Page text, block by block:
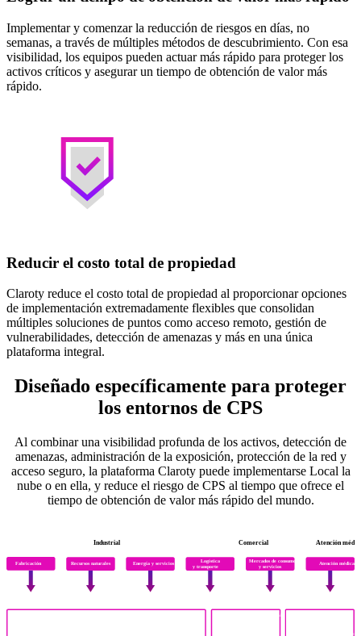
Implementar y comenzar la reducción de riesgos en días, no
semanas, a través de múltiples métodos de descubrimiento. Con esa
visibilidad, los equipos pueden actuar más rápido para proteger los
activos críticos y asegurar un tiempo de obtención de valor más
rápido.
Reducir el costo total de propiedad
Claroty reduce el costo total de propiedad al proporcionar opciones
de implementación extremadamente flexibles que consolidan
múltiples soluciones de puntos como acceso remoto, gestión de
vulnerabilidades, detección de amenazas y más en una única
plataforma integral.
Diseñado específicamente para proteger
los entornos de CPS
Al combinar una visibilidad profunda de los activos, detección de
amenazas, administración de la exposición, protección de la red y
acceso seguro, la plataforma Claroty puede implementarse Local la
nube o en ella, y reduce el riesgo de CPS al tiempo que ofrece el
tiempo de obtención de valor más rápido del mundo.
Internet de las cosas (IoT) empresarial
Analizador de gases en sangre
Atención
Comercial
Industrial
Fabricación Recursos naturales Energía y servicios públicos
Logística
y transporte
Mercados de consumo
y servicios
Atención médica